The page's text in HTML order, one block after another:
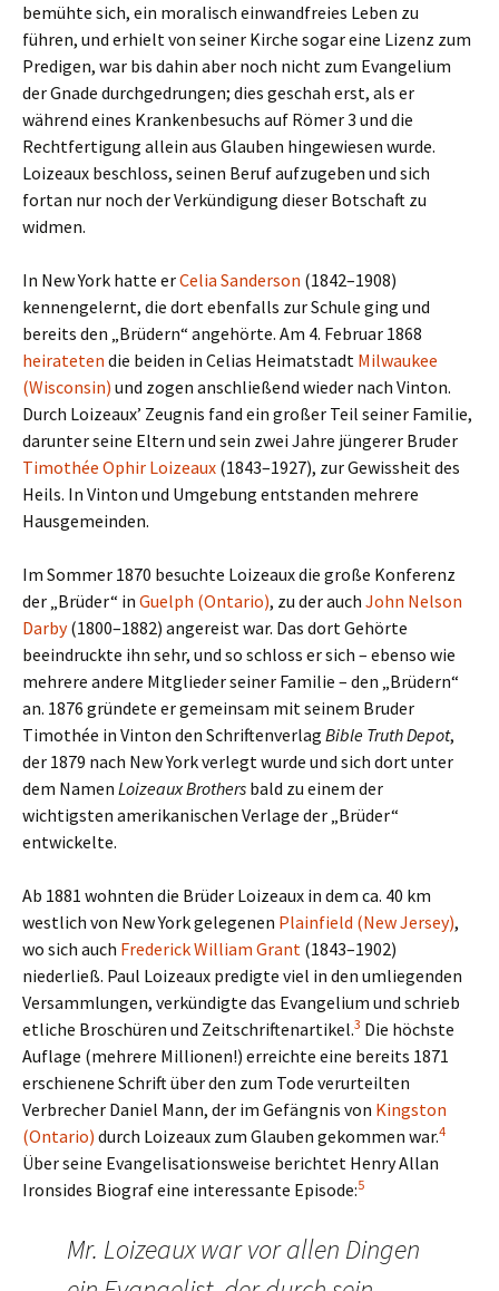
bemühte sich, ein moralisch einwandfreies Leben zu
führen, und erhielt von seiner Kirche sogar eine Lizenz zum
Predigen, war bis dahin aber noch nicht zum Evangelium
der Gnade durchgedrungen; dies geschah erst, als er
während eines Krankenbesuchs auf Römer 3 und die
Rechtfertigung allein aus Glauben hingewiesen wurde.
Loizeaux beschloss, seinen Beruf aufzugeben und sich
fortan nur noch der Verkündigung dieser Botschaft zu
widmen.
In New York hatte erCelia Sanderson (1842–1908)
kennengelernt, die dort ebenfalls zur Schule ging und
bereits den „Brüdern“ angehörte. Am 4. Februar 1868
heirateten die beiden in Celias Heimatstadt Milwaukee
(Wisconsin) und zogen anschließend wieder nach Vinton.
Durch Loizeaux’ Zeugnis fand ein großer Teil seiner Familie,
darunter seine Eltern und sein zwei Jahre jüngerer Bruder
Timothée Ophir Loizeaux (1843–1927), zur Gewissheit des
Heils. In Vinton und Umgebung entstanden mehrere
Hausgemeinden.
Im Sommer 1870 besuchte Loizeaux die große Konferenz
der „Brüder“ in Guelph (Ontario), zu der auch John Nelson
Darby(1800–1882) angereist war. Das dort Gehörte
beeindruckte ihn sehr, und so schloss er sich – ebenso wie
mehrere andere Mitglieder seiner Familie – den „Brüdern“
an. 1876 gründete er gemeinsam mit seinem Bruder
Timothée in Vinton den Schriftenverlag Bible Truth Depot,
der 1879 nach New York verlegt wurde und sich dort unter
dem Namen Loizeaux Brothers bald zu einem der
wichtigsten amerikanischen Verlage der „Brüder“
entwickelte.
Ab 1881 wohnten die Brüder Loizeaux in dem ca. 40 km
westlich von New York gelegenen Plainfield (New Jersey),
wo sich auch Frederick William Grant (1843–1902)
niederließ. Paul Loizeaux predigte viel in den umliegenden
Versammlungen, verkündigte das Evangelium und schrieb
etliche Broschüren und Zeitschriftenartikel.3 Die höchste
Auflage (mehrere Millionen!) erreichte eine bereits 1871
erschienene Schrift über den zum Tode verurteilten
Verbrecher Daniel Mann, der im Gefängnis von Kingston
(Ontario) durch Loizeaux zum Glauben gekommen war.4
Über seine Evangelisationsweise berichtet Henry Allan
Ironsides Biograf eine interessante Episode:5
Mr. Loizeaux war vor allen Dingen